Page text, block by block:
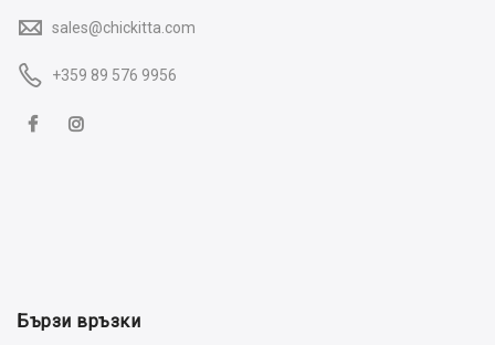
sales@chickitta.com
+359 89 576 9956
Бързи връзки